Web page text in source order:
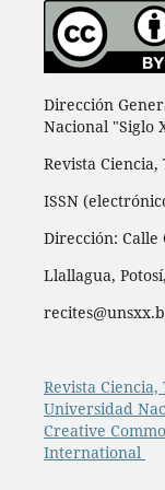
Dirección
Nacional "Siglo
Revista Ciencia,
ISSN
Dirección: Calle
Llallagua,
Revista Ciencia,
Universidad
Creative
International